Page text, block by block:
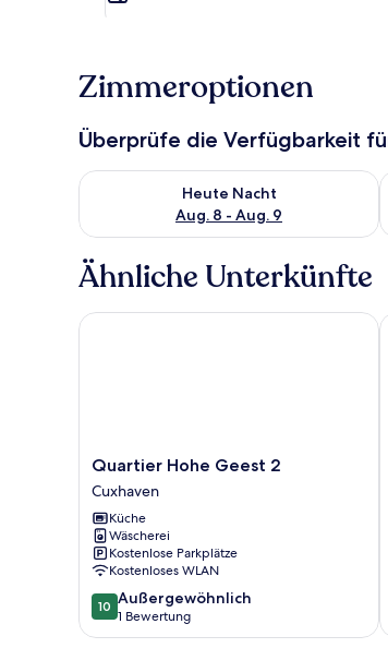
Zimmeroptionen
Überprüfe die Verfügbarkeit
Heute Nacht
Aug. 8 - Aug. 9
Überprüfe die Verfügbarkeit für heute
Ähnliche Unterkünfte
Quartier
Hohe
Geest
2
Cuxhaven
Quartier Hohe Geest 2
Cuxhaven
Küche
Wäscherei
Kostenlose Parkplätze
Kostenloses WLAN
10.0
von
10,
10 Außergewöhnlich
1 Bewertung
Quartier Hohe Geest 2